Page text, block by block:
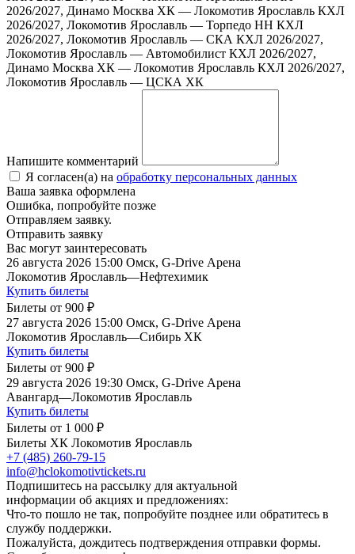
2026/2027, Динамо Москва ХК — Локомотив Ярославль КХЛ
2026/2027, Локомотив Ярославль — Торпедо НН КХЛ
2026/2027, Локомотив Ярославль — СКА КХЛ 2026/2027,
Локомотив Ярославль — Автомобилист КХЛ 2026/2027,
Динамо Москва ХК — Локомотив Ярославль КХЛ 2026/2027,
Локомотив Ярославль — ЦСКА ХК
Напишите комментарий
Я согласен(а) на обработку персональных данных
Ваша заявка оформлена
Ошибка, попробуйте позже
Отправляем заявку.
Отправить заявку
Вас могут заинтересовать
26 августа 2026 15:00 Омск, G-Drive Арена
Локомотив Ярославль—Нефтехимик
Купить билеты
Билеты от 900 ₽
27 августа 2026 15:00 Омск, G-Drive Арена
Локомотив Ярославль—Сибирь ХК
Купить билеты
Билеты от 900 ₽
29 августа 2026 19:30 Омск, G-Drive Арена
Авангард—Локомотив Ярославль
Купить билеты
Билеты от 1 000 ₽
Билеты ХК Локомотив Ярославль
+7 (485) 260-79-15
info@hclokomotivtickets.ru
Подпишитесь на рассылку для актуальной
информации об акциях и предложениях:
Что-то пошло не так, попробуйте позднее или обратитесь в
службу поддержки.
Пожалуйста, дождитесь подтверждения отправки формы.